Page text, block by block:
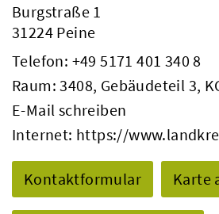
Burgstraße 1
31224 Peine
Telefon: +49 5171 401 340 8
Raum: 3408, Gebäudeteil 3,
E-Mail schreiben
Internet: https://
Kontaktformular Karte